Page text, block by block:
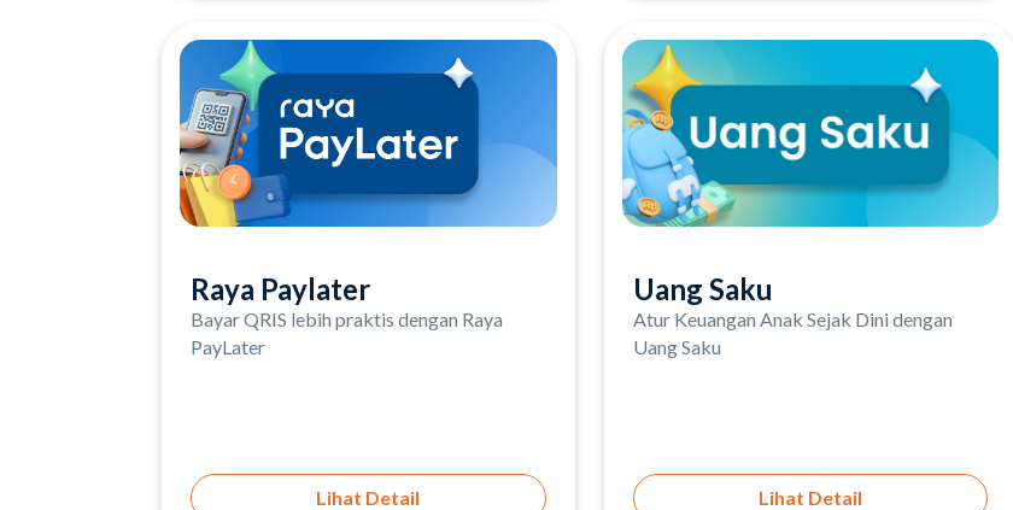
Raya Paylater
Bayar QRIS lebih praktis dengan Raya
PayLater
Lihat Detail
Uang Saku
Atur Keuangan Anak Sejak Dini dengan
Uang Saku
Lihat Detail